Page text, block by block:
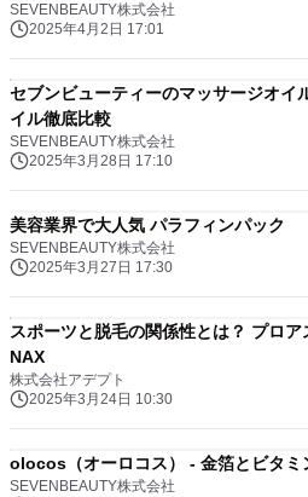
SEVENBEAUTY株式会社
2025年4月2日 17:01
セブンビューティーのマッサージオイルを簡単解
イル徹底比較
SEVENBEAUTY株式会社
2025年3月28日 17:10
美容業界で大人気 パラフィンパック
SEVENBEAUTY株式会社
2025年3月27日 17:30
スポーツと脱毛の関係性とは？ プロ
NAX
株式会社アデプト
2025年3月24日 10:30
olocos（オーロコス） - 金箔とビタミ
SEVENBEAUTY株式会社